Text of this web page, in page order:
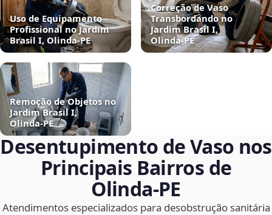
Uso de Equipamento
Profissional no Jardim
Brasil I, Olinda‑PE
Correção de Vaso
Transbordando no
Jardim Brasil I,
Olinda‑PE
Remoção de Objetos no
Jardim Brasil I,
Olinda‑PE
Desentupimento de Vaso nos
Principais Bairros de
Olinda‑PE
Atendimentos especializados para desobstrução sanitária